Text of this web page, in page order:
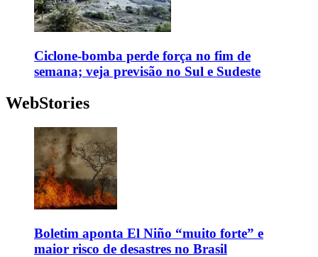
Ciclone-bomba perde força no fim de
semana; veja previsão no Sul e Sudeste
WebStories
Boletim aponta El Niño “muito forte” e
maior risco de desastres no Brasil